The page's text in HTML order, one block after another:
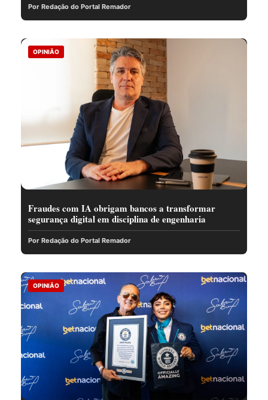
Por Redação do Portal Remador
OPINIÃO
Fraudes com IA obrigam bancos a transformar
segurança digital em disciplina de engenharia
Por Redação do Portal Remador
OPINIÃO